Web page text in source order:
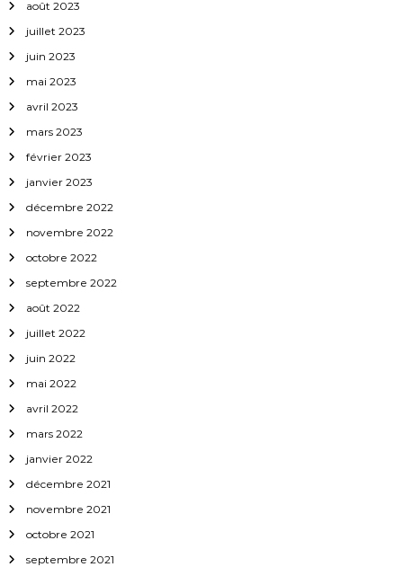
c
l
e
août 2023
juillet 2023
juin 2023
mai 2023
avril 2023
mars 2023
février 2023
janvier 2023
décembre 2022
novembre 2022
octobre 2022
septembre 2022
août 2022
juillet 2022
juin 2022
mai 2022
avril 2022
mars 2022
janvier 2022
décembre 2021
novembre 2021
octobre 2021
septembre 2021